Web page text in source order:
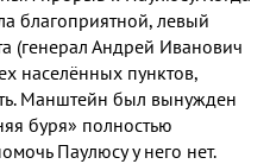
благоприятной, левый
(генерал Андрей Иванович
населённых пунктов,
. Манштейн был вынужден
буря» полностью
Паулюсу у него нет.